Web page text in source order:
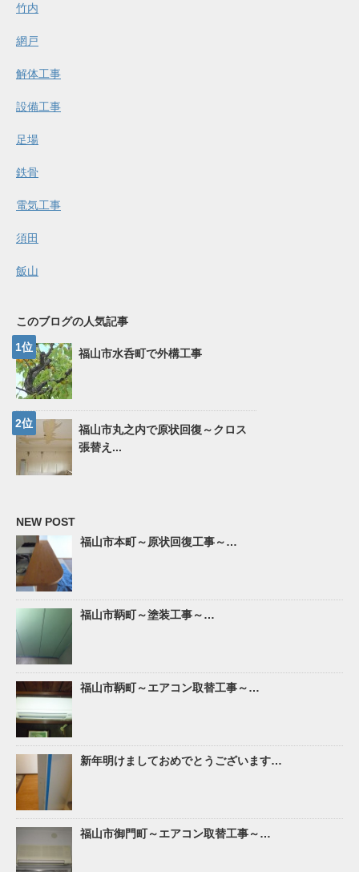
竹内
網戸
解体工事
設備工事
足場
鉄骨
電気工事
須田
飯山
このブログの人気記事
福山市水呑町で外構工事
福山市丸之内で原状回復～クロス
張替え...
NEW POST
福山市本町～原状回復工事～…
福山市鞆町～塗装工事～…
福山市鞆町～エアコン取替工事～…
新年明けましておめでとうございます…
福山市御門町～エアコン取替工事～…